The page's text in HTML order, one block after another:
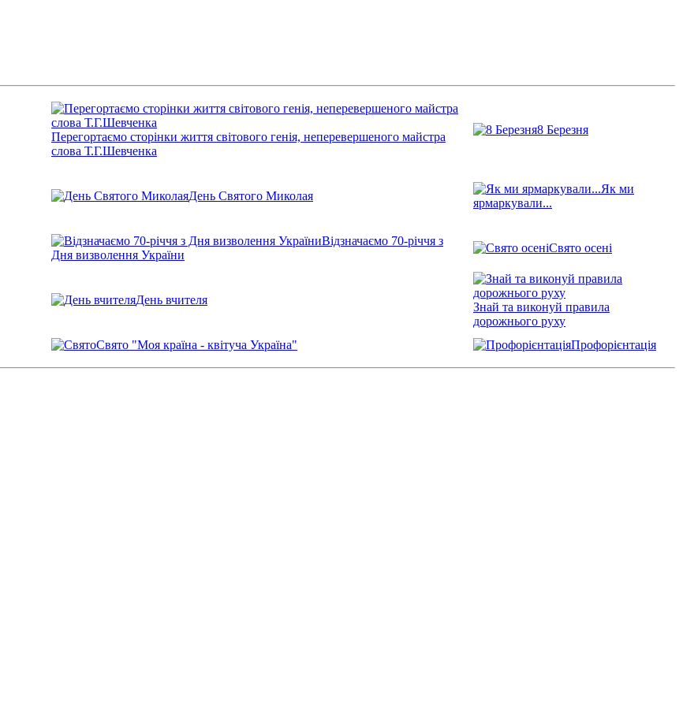
Перегортаємо сторінки життя світового генія, неперевершеного майстра
слова Т.Г.Шевченка
8 Березня
День Святого Миколая
Як ми
ярмаркували...
Відзначаємо 70-річчя з
Дня визволення України
Свято осені
День вчителя
Знай та виконуй правила
дорожнього руху
Свято "Моя країна - квітуча Україна" Профорієнтація